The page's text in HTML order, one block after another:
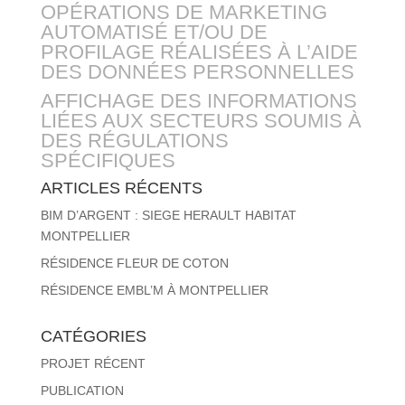
OPÉRATIONS DE MARKETING
AUTOMATISÉ ET/OU DE
PROFILAGE RÉALISÉES À L’AIDE
DES DONNÉES PERSONNELLES
AFFICHAGE DES INFORMATIONS
LIÉES AUX SECTEURS SOUMIS À
DES RÉGULATIONS
SPÉCIFIQUES
ARTICLES RÉCENTS
BIM D’ARGENT : SIEGE HERAULT HABITAT
MONTPELLIER
RÉSIDENCE FLEUR DE COTON
RÉSIDENCE EMBL’M À MONTPELLIER
CATÉGORIES
PROJET RÉCENT
PUBLICATION